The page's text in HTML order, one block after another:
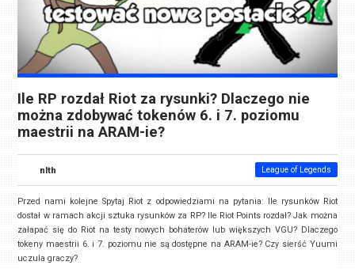
Ile RP rozdał Riot za rysunki? Dlaczego nie
można zdobywać tokenów 6. i 7. poziomu
maestrii na ARAM-ie?
nlth League of Legends
Przed nami kolejne Spytaj Riot z odpowiedziami na pytania: Ile rysunków Riot
dostał w ramach akcji sztuka rysunków za RP? Ile Riot Points rozdał? Jak można
załapać się do Riot na testy nowych bohaterów lub większych VGU? Dlaczego
tokeny maestrii 6. i 7. poziomu nie są dostępne na ARAM-ie? Czy sierść Yuumi
uczula graczy?